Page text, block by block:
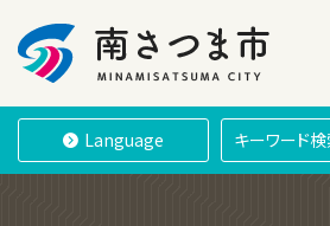
南さつま市
Language